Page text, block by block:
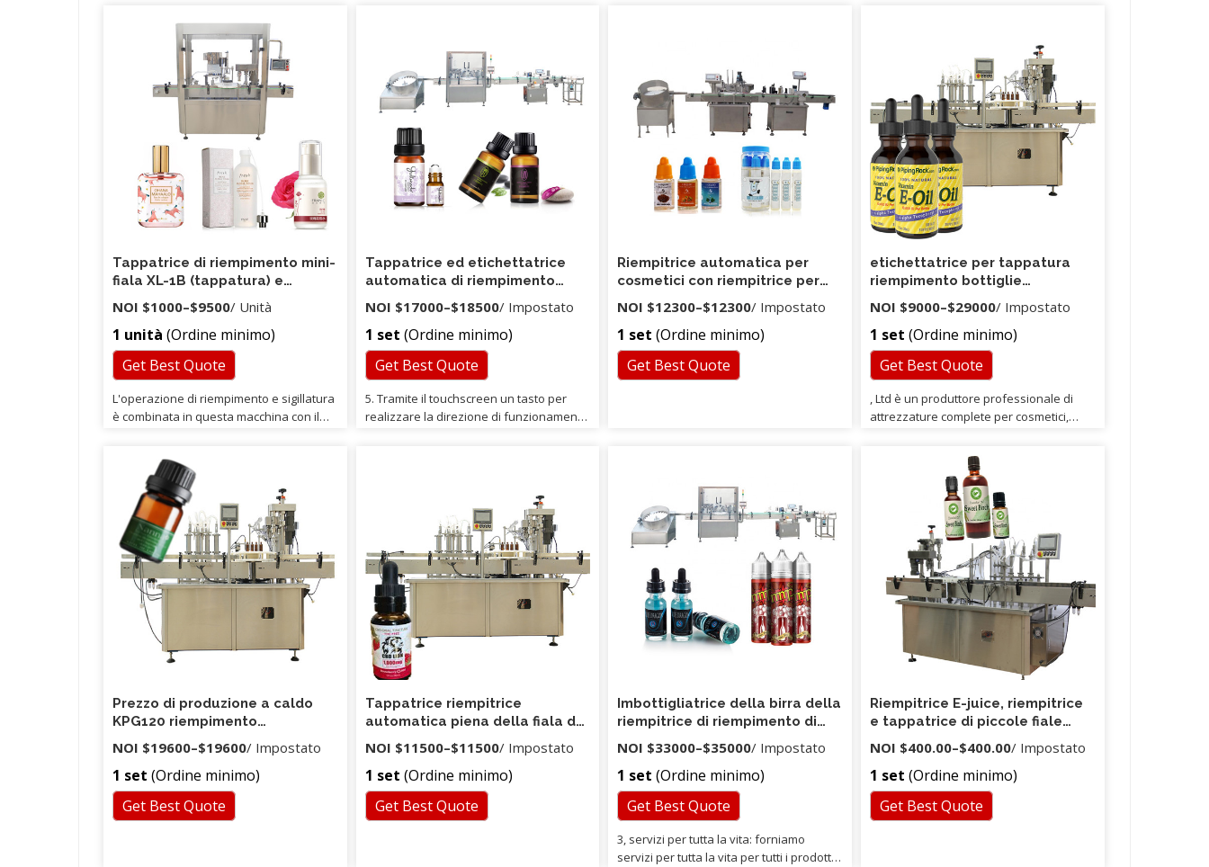
Tappatrice di riempimento mini-
fiala XL-1B (tappatura) e
tappatrice
NOI $1000–$9500/ Unità
1 unità (Ordine minimo)
Get Best Quote
L'operazione di riempimento e sigillatura
è combinata in questa macchina con il
riempimento. Garantire il riempimento è
scorrevolezza.
Tappatrice ed etichettatrice
automatica di riempimento
liquidi
NOI $17000–$18500/ Impostato
1 set (Ordine minimo)
Get Best Quote
5. Tramite il touchscreen un tasto per
realizzare la direzione di funzionamento
riempimento di materiali ad alta e bassa
viscosità. 6. Interfaccia dinamica
umanizzata, l'utente a colpo d'occhio lo
stato di funzionamento della macchina.
7.La macchina può essere utilizzata
come modello da tavolo con pedale, può
anche essere abbinata a tappatrice
automatica ed etichettatrice in linea.
Riempitrice automatica per
cosmetici con riempitrice per
fiale Riempitrice per bottiglie
da 30 ml con riempitrice liquida
da 50 ml
NOI $12300–$12300/ Impostato
1 set (Ordine minimo)
Get Best Quote
etichettatrice per tappatura
riempimento bottiglie
disinfettante per mani
NOI $9000–$29000/ Impostato
1 set (Ordine minimo)
Get Best Quote
, Ltd è un produttore professionale di
attrezzature complete per cosmetici,
sede a Wuxi, in Cina. <4> Esiste
un'assicurazione per garantire che
otterrò la macchina giusta per cui pago9
Siamo un fornitore di assegni in loco di
Alibaba. Trade Assurance offre
protezione di qualità, protezione
puntuale delle spedizioni e protezione
del pagamento sicura al 100%.
Prezzo di produzione a caldo
KPG120 riempimento
automatico e tappatrice per
fiala asettica per iniezione di
medicinali
NOI $19600–$19600/ Impostato
1 set (Ordine minimo)
Get Best Quote
Tappatrice riempitrice
automatica piena della fiala da
vendere
NOI $11500–$11500/ Impostato
1 set (Ordine minimo)
Get Best Quote
Imbottigliatrice della birra della
riempitrice di riempimento di
lavaggio caldo della fiala 2020
NOI $33000–$35000/ Impostato
1 set (Ordine minimo)
Get Best Quote
3, servizi per tutta la vita: forniamo
servizi per tutta la vita per tutti i prodotti
Riempitrice E-juice, riempitrice
e tappatrice di piccole fiale
essenziali per olio essenziale
30ml 60ml
NOI $400.00–$400.00/ Impostato
1 set (Ordine minimo)
Get Best Quote